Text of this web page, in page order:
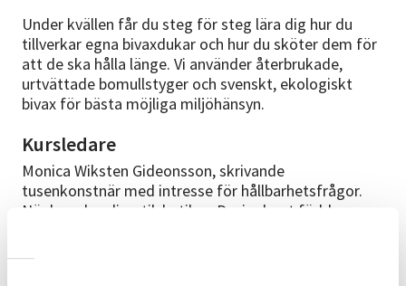
Under kvällen får du steg för steg lära dig hur du
tillverkar egna bivaxdukar och hur du sköter dem för
att de ska hålla länge. Vi använder återbrukade,
urtvättade bomullstyger och svenskt, ekologiskt
bivax för bästa möjliga miljöhänsyn.
Kursledare
Monica Wiksten Gideonsson, skrivande
tusenkonstnär med intresse för hållbarhetsfrågor.
När hon drev livsstilsbutiken Designboet föddes